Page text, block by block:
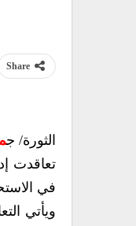
Share
الثورة/ ج
تعاقدت
في
ويأتي